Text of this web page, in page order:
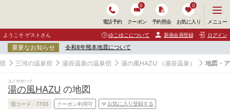
電話予約 クーポン
0
予約照会 お気に入り
0
ニ
ュ
ー
開
く
メニュー
ようこそ ゲストさん ゆこゆこについて 新規会員登録 ログイン
重要なお知らせ 令和8年熊本地震について
三河の温泉宿 湯谷温泉の温泉宿 湯の風HAZU （湯谷温泉） 地図・
ユノカゼハヅ
湯の風HAZU の地図
宿コード : 7703 クーポン利用可 お気に入り登録する